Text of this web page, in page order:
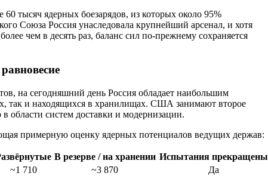
тысяч ядерных боезарядов, из которых около 95%
Союза Россия унаследовала крупнейший арсенал, и хотя
чем в десять раз, баланс сил по-прежнему сохраняется
на сегодняшний день Россия обладает наибольшим
так и находящихся в хранилищах. США занимают второе
области систем доставки и модернизации.
примерную оценку ядерных потенциалов ведущих держав:
В резерве / на хранении Испытания прекращены
~1 710 ~3 870
Да